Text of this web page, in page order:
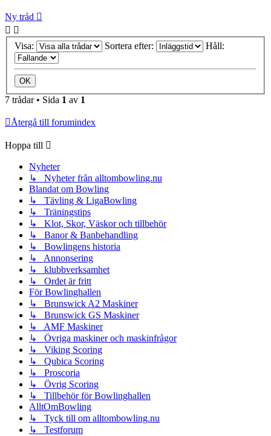
Ny tråd
Visa: Sortera efter: Håll:
7 trådar • Sida 1 av 1
Återgå till forumindex
Hoppa till
Nyheter
↳ Nyheter från alltombowling.nu
Blandat om Bowling
↳ Tävling & LigaBowling
↳ Träningstips
↳ Klot, Skor, Väskor och tillbehör
↳ Banor & Banbehandling
↳ Bowlingens historia
↳ Annonsering
↳ klubbverksamhet
↳ Ordet är fritt
För Bowlinghallen
↳ Brunswick A2 Maskiner
↳ Brunswick GS Maskiner
↳ AMF Maskiner
↳ Övriga maskiner och maskinfrågor
↳ Viking Scoring
↳ Qubica Scoring
↳ Proscoria
↳ Övrig Scoring
↳ Tillbehör för Bowlinghallen
AlltOmBowling
↳ Tyck till om alltombowling.nu
↳ Testforum